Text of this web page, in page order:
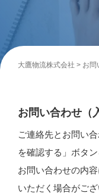
大鷹物流株式会社 > お問
お問い合わせ（
ご連絡先とお問い
を確認する」ボタ
お問い合わせの内
いただく場合がご